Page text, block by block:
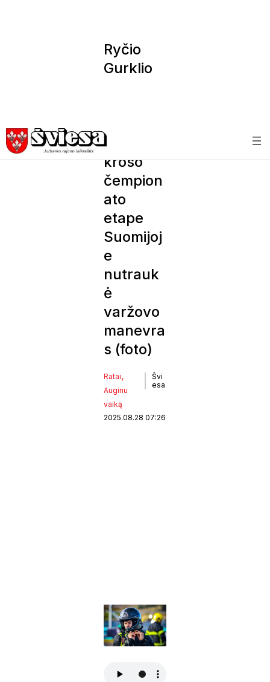
Ryčio
Gurklio
ralio
kroso
čempion
ato
etape
Suomijoj
e
nutrauk
ė
varžovo
manevra
s (foto)
Ratai
Auginu
vaiką
Švi
esa
2025.08.28 07:26